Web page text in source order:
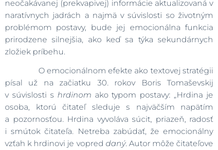
neočakávanej (prekvapivej) informácie aktualizovaná v
naratívnych jadrách a najmä v súvislosti so životným
problémom postavy, bude jej emocionálna funkcia
prirodzene silnejšia, ako keď sa týka sekundárnych
zložiek príbehu.
O emocionálnom efekte ako textovej stratégii
písal už na začiatku 30. rokov Boris Tomaševskij
v súvislosti s hrdinom ako typom postavy: „Hrdina je
osoba, ktorú čitateľ sleduje s najväčším napätím
a pozornosťou. Hrdina vyvoláva súcit, priazeň, radosť
i smútok čitateľa. Netreba zabúdať, že emocionálny
vzťah k hrdinovi je vopred daný. Autor môže čitateľove